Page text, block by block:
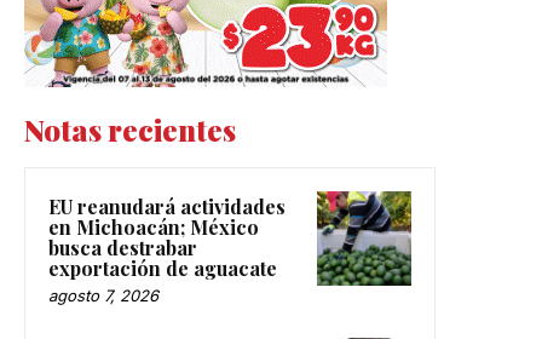
Notas recientes
EU reanudará actividades
en Michoacán; México
busca destrabar
exportación de aguacate
agosto 7, 2026